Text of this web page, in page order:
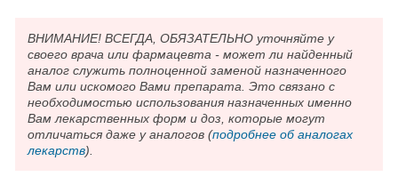
ВНИМАНИЕ! ВСЕГДА, ОБЯЗАТЕЛЬНО уточняйте у
своего врача или фармацевта - может ли найденный
аналог служить полноценной заменой назначенного
Вам или искомого Вами препарата. Это связано с
необходимостью использования назначенных именно
Вам лекарственных форм и доз, которые могут
отличаться даже у аналогов (подробнее об аналогах
лекарств).